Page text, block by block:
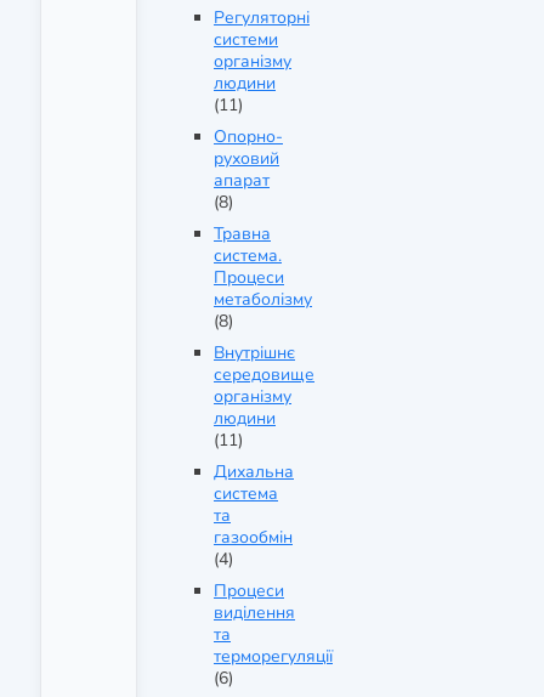
Регуляторні
системи
організму
людини
(11)
Опорно-
руховий
апарат
(8)
Травна
система.
Процеси
метаболізму
(8)
Внутрішнє
середовище
організму
людини
(11)
Дихальна
система
та
газообмін
(4)
Процеси
виділення
та
терморегуляції
(6)